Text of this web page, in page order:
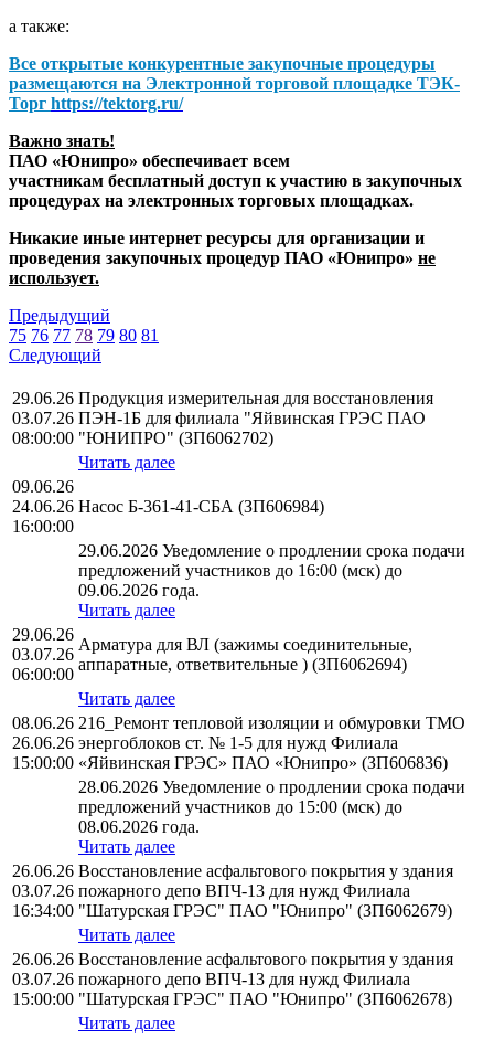
а также:
Все открытые конкурентные закупочные процедуры
размещаются на Электронной торговой площадке ТЭК-
Торг https://tektorg.ru/
Важно знать!
ПАО «Юнипро» обеспечивает всем
участникам бесплатный доступ к участию в закупочных
процедурах на электронных торговых площадках.
Никакие иные интернет ресурсы для организации и
проведения закупочных процедур ПАО «Юнипро» не
использует.
Предыдущий
75 76 77 78 79 80 81
Следующий
29.06.26
03.07.26
08:00:00
Продукция измерительная для восстановления
ПЭН-1Б для филиала "Яйвинская ГРЭС ПАО
"ЮНИПРО" (ЗП6062702)
Читать далее
09.06.26
24.06.26
16:00:00
Насос Б-361-41-СБА (ЗП606984)
29.06.2026 Уведомление о продлении срока подачи
предложений участников до 16:00 (мск) до
09.06.2026 года.
Читать далее
29.06.26
03.07.26
06:00:00
Арматура для ВЛ (зажимы соединительные,
аппаратные, ответвительные ) (ЗП6062694)
Читать далее
08.06.26
26.06.26
15:00:00
216_Ремонт тепловой изоляции и обмуровки ТМО
энергоблоков ст. № 1-5 для нужд Филиала
«Яйвинская ГРЭС» ПАО «Юнипро» (ЗП606836)
28.06.2026 Уведомление о продлении срока подачи
предложений участников до 15:00 (мск) до
08.06.2026 года.
Читать далее
26.06.26
03.07.26
16:34:00
Восстановление асфальтового покрытия у здания
пожарного депо ВПЧ-13 для нужд Филиала
"Шатурская ГРЭС" ПАО "Юнипро" (ЗП6062679)
Читать далее
26.06.26
03.07.26
15:00:00
Восстановление асфальтового покрытия у здания
пожарного депо ВПЧ-13 для нужд Филиала
"Шатурская ГРЭС" ПАО "Юнипро" (ЗП6062678)
Читать далее